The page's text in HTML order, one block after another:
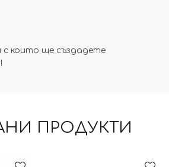
с които ще създадете
ПРОДУКТИ